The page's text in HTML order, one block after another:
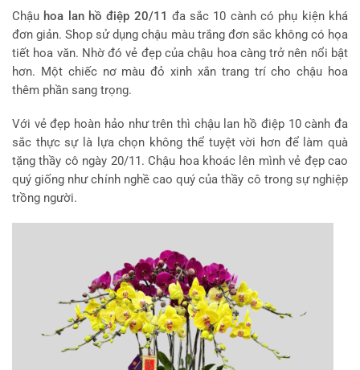
Chậu hoa lan hồ điệp 20/11 đa sắc 10 cành có phụ kiện khá
đơn giản. Shop sử dụng chậu màu trắng đơn sắc không có họa
tiết hoa văn. Nhờ đó vẻ đẹp của chậu hoa càng trở nên nổi bật
hơn. Một chiếc nơ màu đỏ xinh xắn trang trí cho chậu hoa
thêm phần sang trọng.
Với vẻ đẹp hoàn hảo như trên thì chậu lan hồ điệp 10 cành đa
sắc thực sự là lựa chọn không thể tuyệt vời hơn để làm quà
tặng thầy cô ngày 20/11. Chậu hoa khoác lên mình vẻ đẹp cao
quý giống như chính nghề cao quý của thầy cô trong sự nghiệp
trồng người.